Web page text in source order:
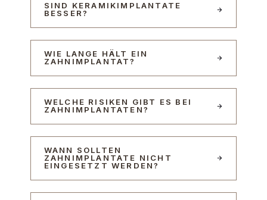
SIND KERAMIKIMPLANTATE
BESSER?
WIE LANGE HÄLT EIN
ZAHNIMPLANTAT?
WELCHE RISIKEN GIBT ES BEI
ZAHNIMPLANTATEN?
WANN SOLLTEN
ZAHNIMPLANTATE NICHT
EINGESETZT WERDEN?